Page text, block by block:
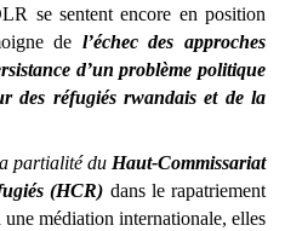
se sentent encore en position
de l’échec des approches
d’un problème politique
des réfugiés rwandais et de la
partialité du Haut-Commissariat
(HCR) dans le rapatriement
médiation internationale, elles